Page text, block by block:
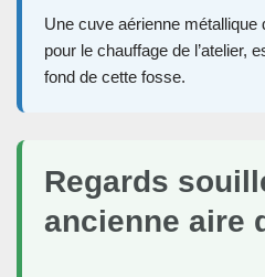
Une cuve aérienne métallique
pour le chauffage de l’atelier,
fond de cette fosse.
Regards
ancienne aire